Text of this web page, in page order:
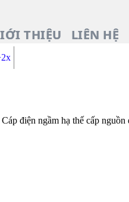
THIỆU LIÊN HỆ
điện ngầm hạ thế cấp